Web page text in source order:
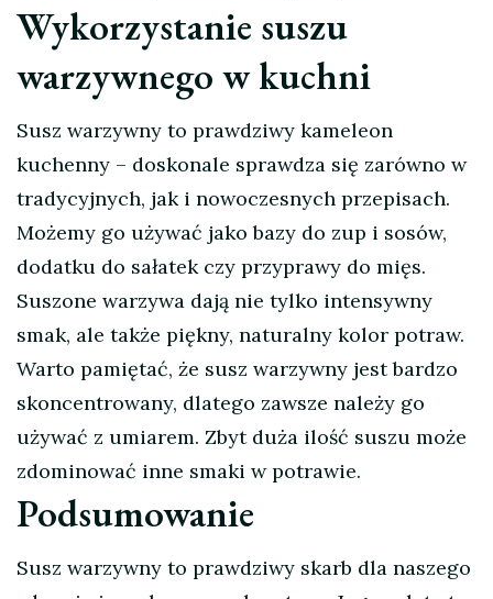
Wykorzystanie suszu
warzywnego w kuchni
Susz warzywny to prawdziwy kameleon
kuchenny – doskonale sprawdza się zarówno w
tradycyjnych, jak i nowoczesnych przepisach.
Możemy go używać jako bazy do zup i sosów,
dodatku do sałatek czy przyprawy do mięs.
Suszone warzywa dają nie tylko intensywny
smak, ale także piękny, naturalny kolor potraw.
Warto pamiętać, że susz warzywny jest bardzo
skoncentrowany, dlatego zawsze należy go
używać z umiarem. Zbyt duża ilość suszu może
zdominować inne smaki w potrawie.
Podsumowanie
Susz warzywny to prawdziwy skarb dla naszego